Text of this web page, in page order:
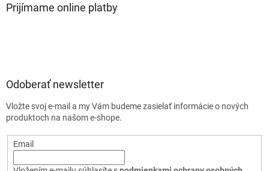
Prijímame online platby
Odoberať newsletter
Vložte svoj e-mail a my Vám budeme zasielať informácie o nových
produktoch na našom e-shope.
Email